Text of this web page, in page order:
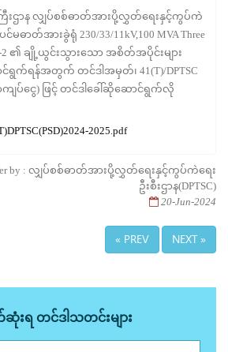
ြီးဌာန လျှပ်စစ်ဓာတ်အားပို့လွှတ်ရေးနှင့်ကွပ်ကဲ
မဓာတ်အားခွဲရုံ 230/33/11kV,100 MVA Three
2 ၏ ချို့ယွင်းသွားသော အစိတ်အပိုင်းများ
ာင်ရွက်ရန်အတွက် တင်ဒါအမှတ်၊ 41(T)/DPTSC
မာကျပ်ငွေ) ဖြင့် တင်ဒါခေါ်ဆိုဆောင်ရွက်လို
2025.pdf
by : လျှပ်စစ်ဓာတ်အားပို့လွှတ်ရေးနှင့်ကွပ်ကဲရေး
ဦးစီးဌာန(DPTSC)
20-Jun-2024
« PREV NEXT »
ဆုံးရ တင်ဒါသတင်းများ